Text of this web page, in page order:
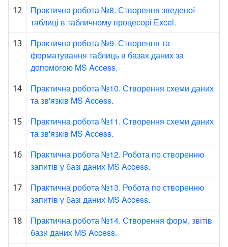
12
Практична робота №8. Створення зведеної
таблиці в табличному процесорі Excel.
13
Практична робота №9. Створення та
форматування таблиць в базах даних за
допомогою MS Access.
14
Практична робота №10. Створення схеми даних
та зв'язків MS Access.
15
Практична робота №11. Створення схеми даних
та зв'язків MS Access.
16
Практична робота №12. Робота по створенню
запитів у базі даних MS Access.
17
Практична робота №13. Робота по створенню
запитів у базі даних MS Access.
18
Практична робота №14. Створення форм, звітів
бази даних MS Access.